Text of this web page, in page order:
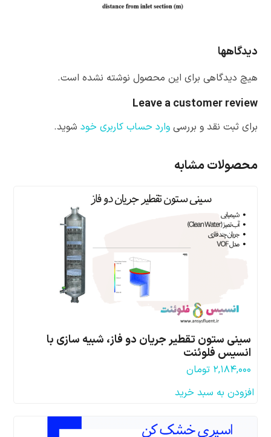
دیدگاهها
هیچ دیدگاهی برای این محصول نوشته نشده است.
Leave a customer review
برای ثبت نقد و بررسیوارد حساب کاربری خود شوید.
محصولات مشابه
سینی ستون تقطیر جریان دو فاز، شبیه سازی با
انسیس فلوئنت
۲,۱۸۴,۰۰۰ تومان
افزودن به سبد خرید